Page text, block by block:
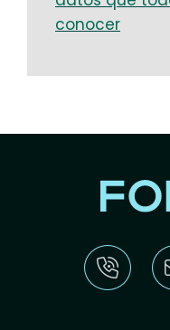
conocer